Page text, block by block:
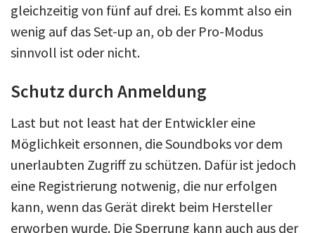
gleichzeitig von fünf auf drei. Es kommt also ein
wenig auf das Set-up an, ob der Pro-Modus
sinnvoll ist oder nicht.
Schutz durch Anmeldung
Last but not least hat der Entwickler eine
Möglichkeit ersonnen, die Soundboks vor dem
unerlaubten Zugriff zu schützen. Dafür ist jedoch
eine Registrierung notwenig, die nur erfolgen
kann, wenn das Gerät direkt beim Hersteller
erworben wurde. Die Sperrung kann auch aus der